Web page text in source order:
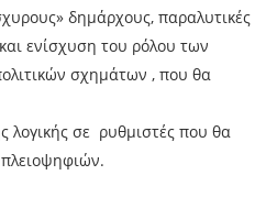
δημάρχους, παραλυτικές
ενίσχυση του ρόλου των
σχημάτων , που θα
λογικής σε ρυθμιστές που θα